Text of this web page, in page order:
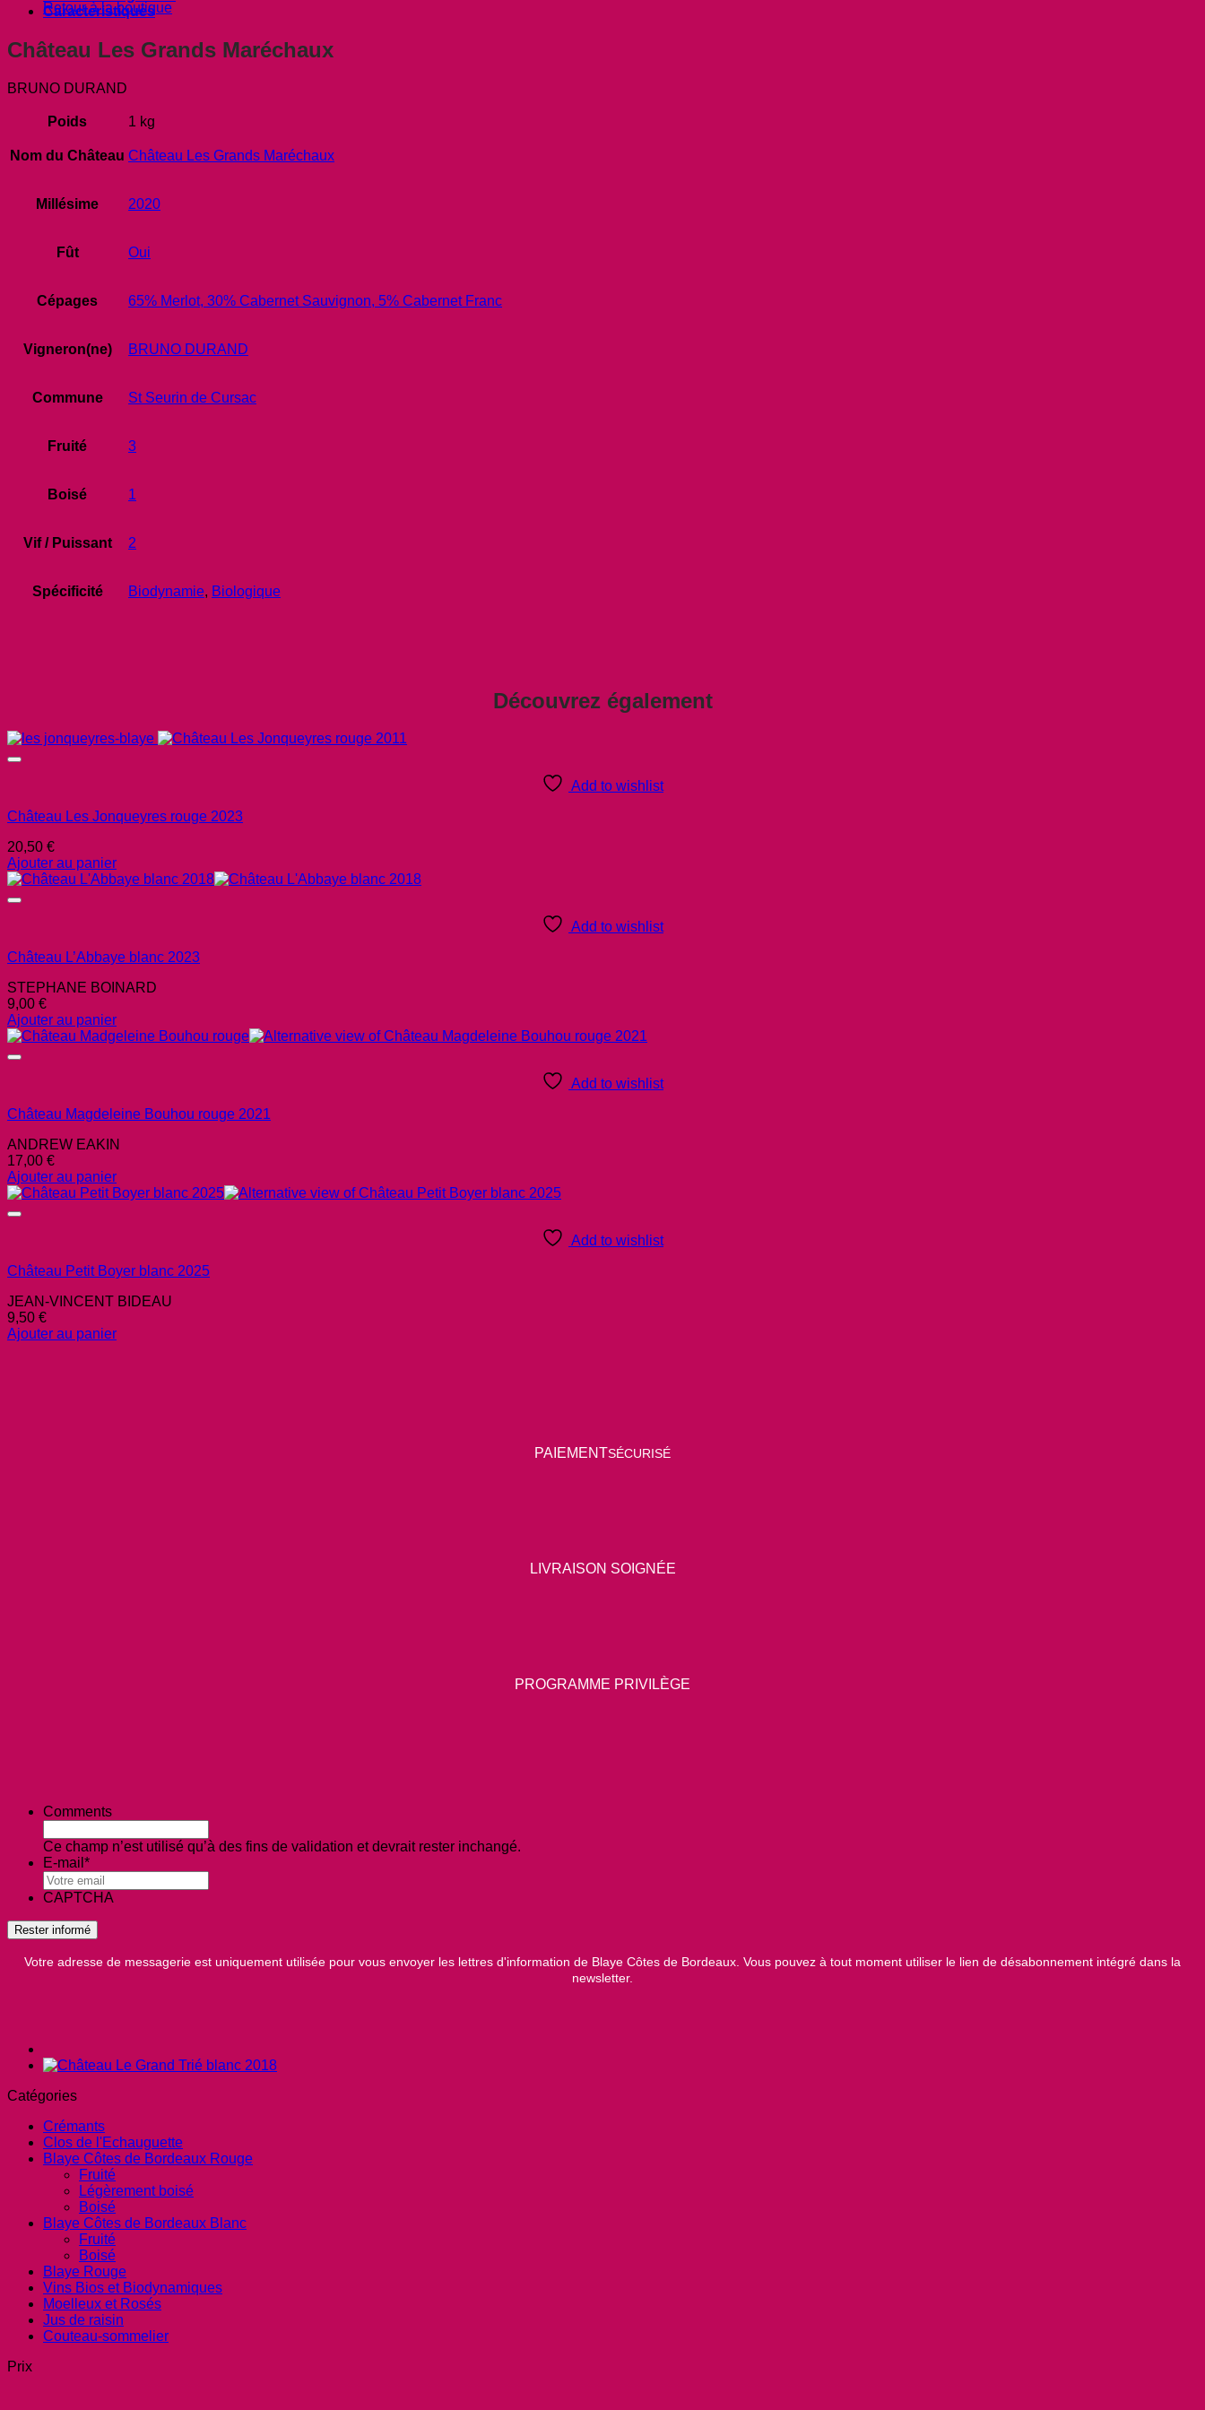
Retour à la boutique
Caracteristiques
Château Les Grands Maréchaux
BRUNO DURAND
Poids 1 kg
Nom du Château Château Les Grands Maréchaux
Millésime 2020
Fût Oui
Cépages 65% Merlot, 30% Cabernet Sauvignon, 5% Cabernet Franc
Vigneron(ne) BRUNO DURAND
Commune St Seurin de Cursac
Fruité 3
Boisé 1
Vif / Puissant 2
Spécificité Biodynamie, Biologique
Découvrez également
Add to wishlist
Château Les Jonqueyres rouge 2023
20,50 €
Ajouter au panier
Add to wishlist
Château L’Abbaye blanc 2023
STEPHANE BOINARD
9,00 €
Ajouter au panier
Add to wishlist
Château Magdeleine Bouhou rouge 2021
ANDREW EAKIN
17,00 €
Ajouter au panier
Add to wishlist
Château Petit Boyer blanc 2025
JEAN-VINCENT BIDEAU
9,50 €
Ajouter au panier
PAIEMENTSÉCURISÉ
LIVRAISON SOIGNÉE
PROGRAMME PRIVILÈGE
Comments
Ce champ n’est utilisé qu’à des fins de validation et devrait rester inchangé.
E-mail *
CAPTCHA
Votre adresse de messagerie est uniquement utilisée pour vous envoyer les lettres d'information de Blaye Côtes de Bordeaux. Vous pouvez à tout moment utiliser le lien de désabonnement intégré dans la
newsletter.
Catégories
Crémants
Clos de l'Echauguette
Blaye Côtes de Bordeaux Rouge
Fruité
Légèrement boisé
Boisé
Blaye Côtes de Bordeaux Blanc
Fruité
Boisé
Blaye Rouge
Vins Bios et Biodynamiques
Moelleux et Rosés
Jus de raisin
Couteau-sommelier
Prix